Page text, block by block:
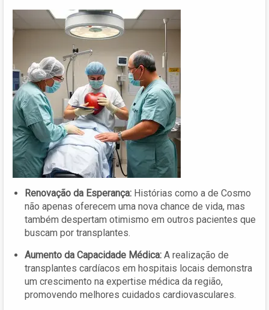
Renovação da Esperança: Histórias como a de Cosmo
não apenas oferecem uma nova chance de vida, mas
também despertam otimismo em outros pacientes que
buscam por transplantes.
Aumento da Capacidade Médica: A realização de
transplantes cardíacos em hospitais locais demonstra
um crescimento na expertise médica da região,
promovendo melhores cuidados cardiovasculares.